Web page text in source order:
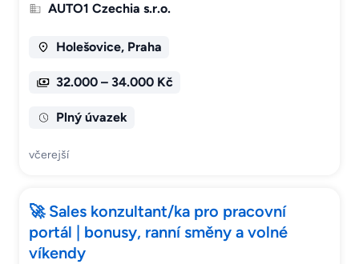
AUTO1 Czechia s.r.o.
Holešovice, Praha
32.000 – 34.000 Kč
Plný úvazek
včerejší
🚀 Sales konzultant/ka pro pracovní
portál | bonusy, ranní směny a volné
víkendy